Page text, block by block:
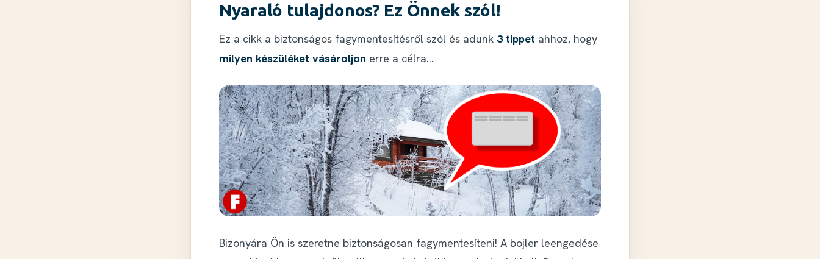
Nyaraló tulajdonos? Ez Önnek szól!
Ez a cikk a biztonságos fagymentesítésről szól és adunk 3 tippet ahhoz, hogy
milyen készüléket vásároljon erre a célra...
Bizonyára Ön is szeretne biztonságosan fagymentesíteni! A bojler leengedése